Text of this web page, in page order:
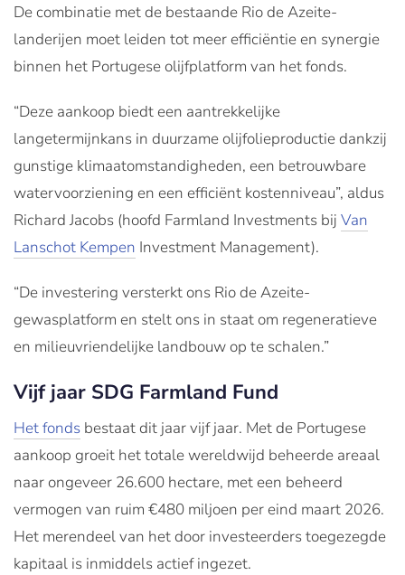
De combinatie met de bestaande Rio de Azeite-
landerijen moet leiden tot meer efficiëntie en synergie
binnen het Portugese olijfplatform van het fonds.
“Deze aankoop biedt een aantrekkelijke
langetermijnkans in duurzame olijfolieproductie dankzij
gunstige klimaatomstandigheden, een betrouwbare
watervoorziening en een efficiënt kostenniveau”, aldus
Richard Jacobs (hoofd Farmland Investments bij Van
Lanschot Kempen Investment Management).
“De investering versterkt ons Rio de Azeite-
gewasplatform en stelt ons in staat om regeneratieve
en milieuvriendelijke landbouw op te schalen.”
Vijf jaar SDG Farmland Fund
Het fonds bestaat dit jaar vijf jaar. Met de Portugese
aankoop groeit het totale wereldwijd beheerde areaal
naar ongeveer 26.600 hectare, met een beheerd
vermogen van ruim €480 miljoen per eind maart 2026.
Het merendeel van het door investeerders toegezegde
kapitaal is inmiddels actief ingezet.